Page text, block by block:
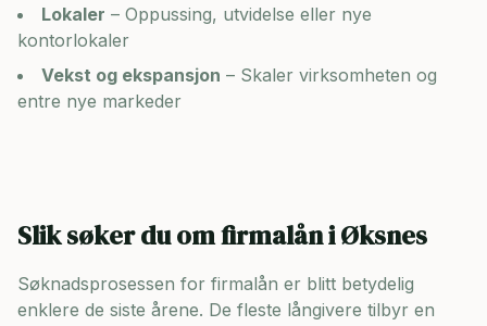
Lokaler – Oppussing, utvidelse eller nye
kontorlokaler
Vekst og ekspansjon – Skaler virksomheten og
entre nye markeder
Slik søker du om firmalån iØksnes
Søknadsprosessen for firmalån er blitt betydelig
enklere de siste årene. De fleste långivere tilbyr en